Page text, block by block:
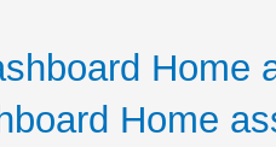
Home
Home